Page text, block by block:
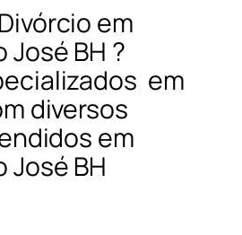
em
José BH ?
em
diversos
em
José BH